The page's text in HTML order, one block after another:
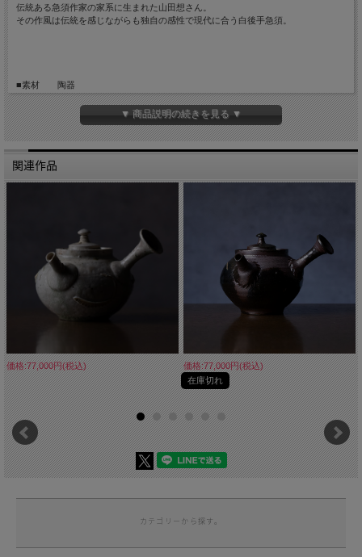
伝統ある急須作家の家系に生まれた山田想さん。
その作風は伝統を感じながらも独自の感性で現代に合う白後手急須。
■素材 陶器
■サイズ 縦約12.5cm(取手含む) 横8cm 高約7cm
■手触り つるっとしています。
■重量 約115g
■容量 約150cc
■生産国 Made in Japan
▼ 商品説明の続きを見る ▼
関連作品
価格:77,000円(税込)
価格:77,000円(税込)
在庫切れ
カテゴリーから探す。